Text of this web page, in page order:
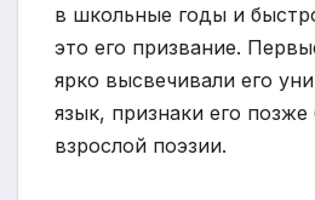
в школьные годы и
это его призвание.
ярко высвечивали его
язык, признаки его
взрослой поэзии.